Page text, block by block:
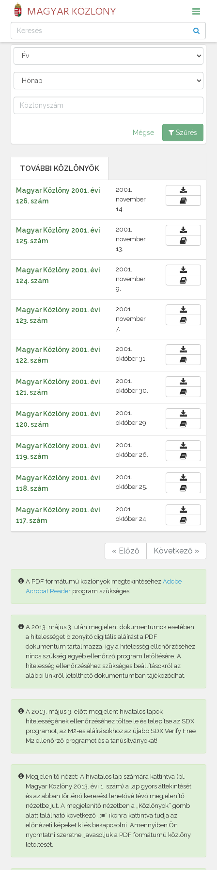
MAGYAR KÖZLÖNY
Mégse Szűrés
TOVÁBBI KÖZLÖNYÖK
Magyar Közlöny 2001. évi
126. szám
2001.
november
14.
Magyar Közlöny 2001. évi
125. szám
2001.
november
13.
Magyar Közlöny 2001. évi
124. szám
2001.
november
9.
Magyar Közlöny 2001. évi
123. szám
2001.
november
7.
Magyar Közlöny 2001. évi
122. szám
2001.
október 31.
Magyar Közlöny 2001. évi
121. szám
2001.
október 30.
Magyar Közlöny 2001. évi
120. szám
2001.
október 29.
Magyar Közlöny 2001. évi
119. szám
2001.
október 26.
Magyar Közlöny 2001. évi
118. szám
2001.
október 25.
Magyar Közlöny 2001. évi
117. szám
2001.
október 24.
« Előző Következő »
A PDF formátumú közlönyök megtekintéséhezAdobe
Acrobat Reader program szükséges.
A 2013. május 3. után megjelent dokumentumok esetében
a hitelességet bizonyító digitális aláírást a PDF
dokumentum tartalmazza, így a hitelesség ellenőrzéséhez
nincs szükség egyéb ellenőrző program letöltésére. A
hitelesség ellenőrzéséhez szükséges beállításokról az
alábbi linkről letölthető dokumentumban tájékozódhat.
A 2013. május 3. előtt megjelent hivatalos lapok
hitelességének ellenőrzéséhez töltse le és telepítse az SDX
programot, az M2-es aláírásokhoz az újabb SDX Verify Free
M2 ellenőrző programot és a tanúsítványokat!
Megjelenítő nézet: A hivatalos lap számára kattintva (pl.
Magyar Közlöny 2013. évi 1. szám) a lap gyors áttekintését
és az abban történő keresést lehetővé tévő megjelenítő
nézetbe jut. A megjelenítő nézetben a „Közlönyök” gomb
alatt található következő „:≡” ikonra kattintva tudja az
előnézeti képeket ki és bekapcsolni. Amennyiben Ön
nyomtatni szeretne, javasoljuk a PDF formátumú közlöny
letöltését.